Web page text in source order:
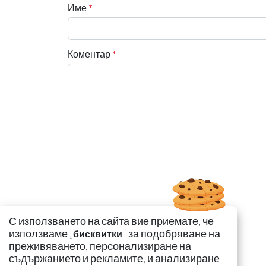
Име *
Коментар *
С използването на сайта вие приемате, че
използваме „бисквитки" за подобряване на
преживяването, персонализиране на
съдържанието и рекламите, и анализиране